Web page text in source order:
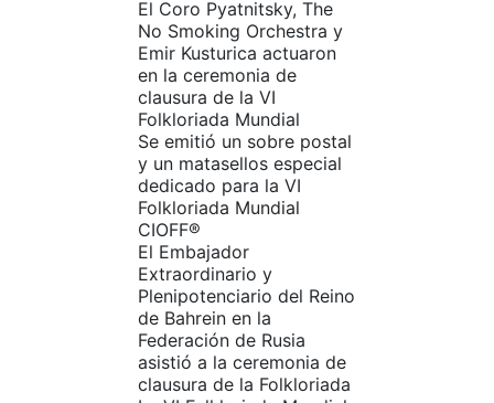
El Coro Pyatnitsky, The
No Smoking Orchestra y
Emir Kusturica actuaron
en la ceremonia de
clausura de la VI
Folkloriada Mundial
Se emitió un sobre postal
y un matasellos especial
dedicado para la VI
Folkloriada Mundial
CIOFF®️
El Embajador
Extraordinario y
Plenipotenciario del Reino
de Bahrein en la
Federación de Rusia
asistió a la ceremonia de
clausura de la Folkloriada